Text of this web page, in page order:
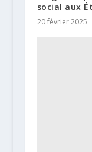
social aux
20 février 2025